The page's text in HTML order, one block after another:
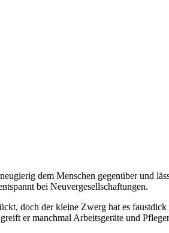
dem Menschen gegenüber und
bei Neuvergesellschaftungen.
doch der kleine Zwerg hat es
er manchmal Arbeitsgeräte und